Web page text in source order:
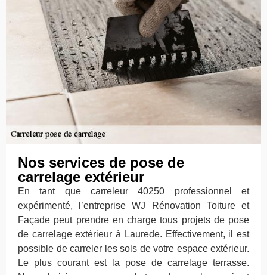
Nos services de pose de
carrelage extérieur
En tant que carreleur 40250 professionnel et
expérimenté, l’entreprise WJ Rénovation Toiture et
Façade peut prendre en charge tous projets de pose
de carrelage extérieur à Laurede. Effectivement, il est
possible de carreler les sols de votre espace extérieur.
Le plus courant est la pose de carrelage terrasse.